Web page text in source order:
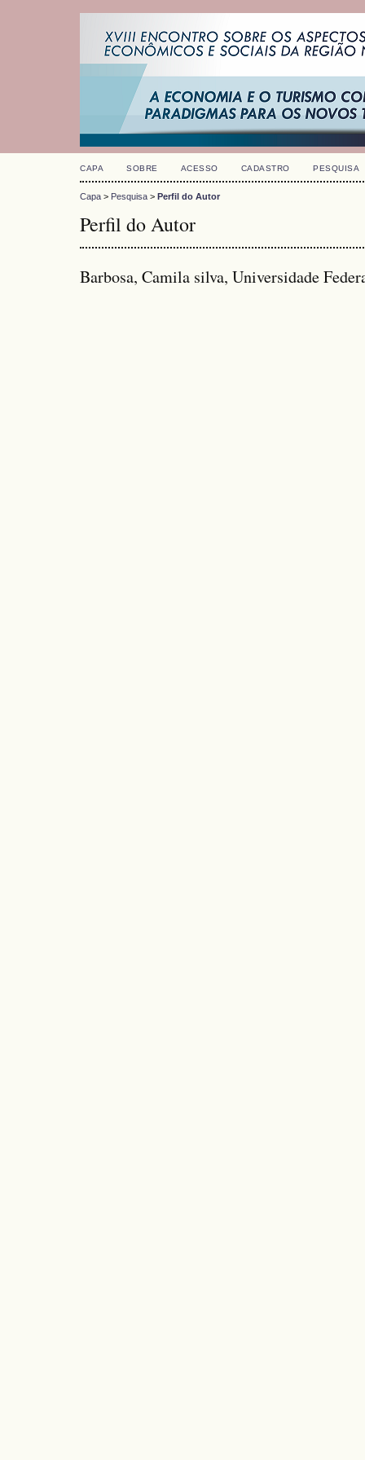
CAPA SOBRE ACESSO CADASTRO PESQUISA
Capa > Pesquisa > Perfil do Autor
Perfil do Autor
Barbosa, Camila silva, Universidade